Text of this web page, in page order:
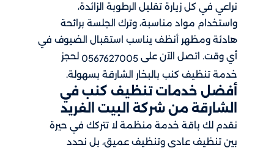
نراعي في كل زيارة تقليل الرطوبة الزائدة،
واستخدام مواد مناسبة، وترك الجلسة برائحة
هادئة ومظهر أنظف يناسب استقبال الضيوف في
أي وقت. اتصل الآن على 0567627005 لحجز
خدمة تنظيف كنب بالبخار الشارقة بسهولة.
أفضل خدمات تنظيف كنب في
الشارقة من شركة البيت الفريد
نقدم لك باقة خدمة منظمة لا تتركك في حيرة
بين تنظيف عادي وتنظيف عميق، بل نحدد